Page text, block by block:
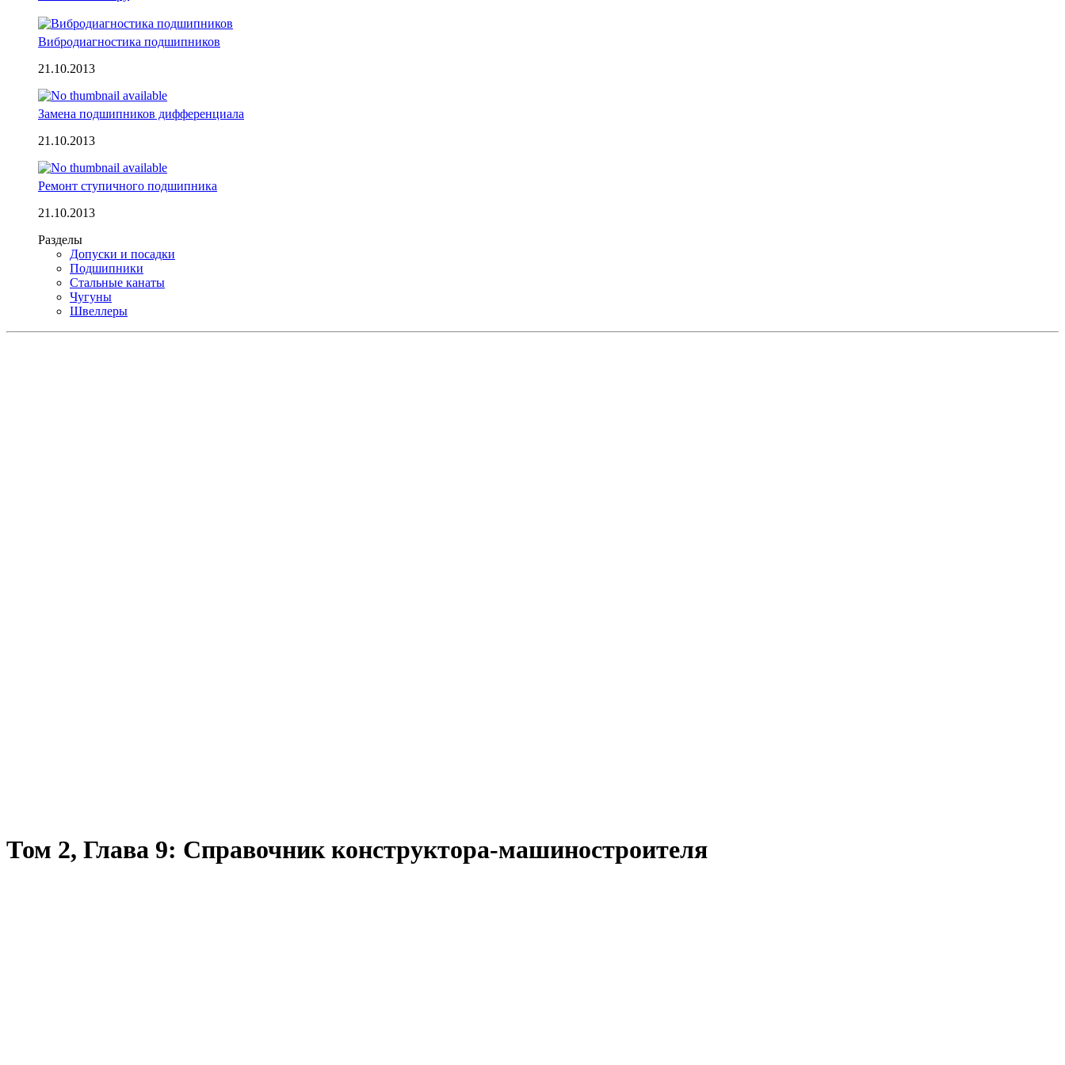
Вибродиагностика подшипников
21.10.2013
Замена подшипников дифференциала
21.10.2013
Ремонт ступичного подшипника
21.10.2013
Разделы
Допуски и посадки
Подшипники
Стальные канаты
Чугуны
Швеллеры
Том 2, Глава 9: Справочник конструктора-машиностроителя